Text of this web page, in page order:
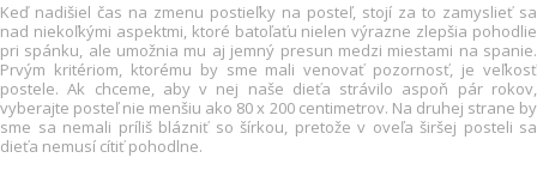
Keď nadišiel čas na zmenu postieľky na posteľ, stojí za to zamyslieť sa
nad niekoľkými aspektmi, ktoré batoľaťu nielen výrazne zlepšia pohodlie
pri spánku, ale umožnia mu aj jemný presun medzi miestami na spanie.
Prvým kritériom, ktorému by sme mali venovať pozornosť, je veľkosť
postele. Ak chceme, aby v nej naše dieťa strávilo aspoň pár rokov,
vyberajte posteľ nie menšiu ako 80 x 200 centimetrov. Na druhej strane by
sme sa nemali príliš blázniť so šírkou, pretože v oveľa širšej posteli sa
dieťa nemusí cítiť pohodlne.